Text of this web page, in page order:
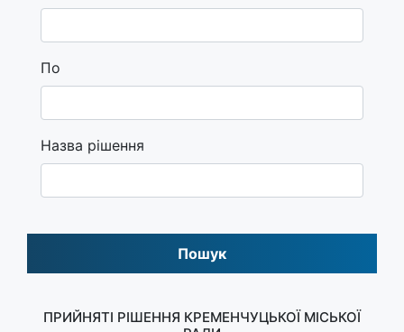
По
Назва рішення
Пошук
ПРИЙНЯТІ РІШЕННЯ КРЕМЕНЧУЦЬКОЇ МІСЬКОЇ